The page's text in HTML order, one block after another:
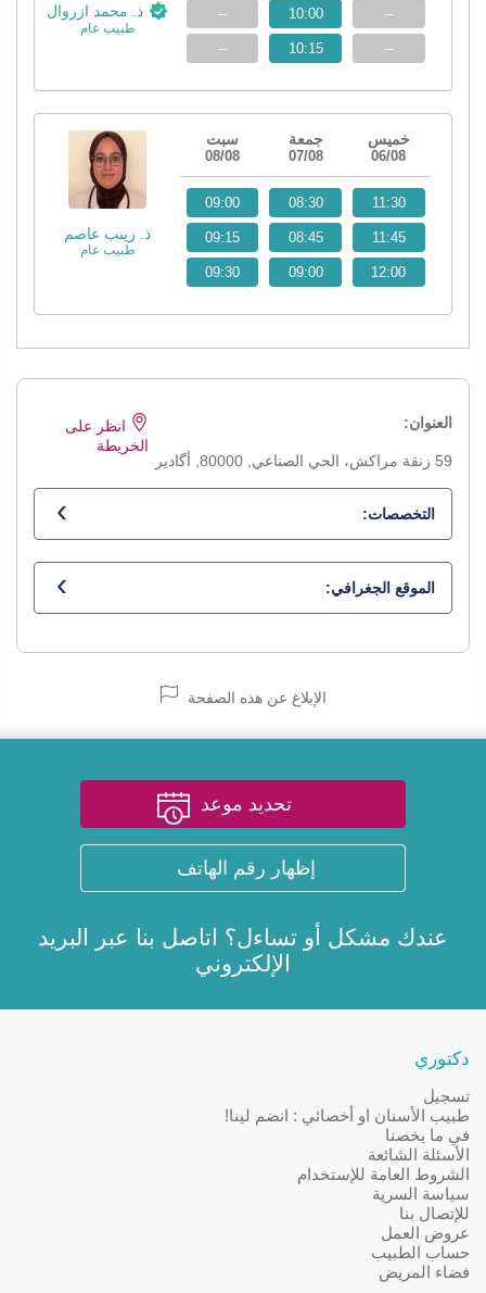
ذ. محمد ازروال
طبيب عام
--
--
10:00
10:15
--
--
ذ. زينب عاصم
طبيب عام
خميس
06/08
جمعة
07/08
سبت
08/08
11:30
11:45
12:00
08:30
08:45
09:00
09:00
09:15
09:30
العنوان:
59 زنقة مراكش، الحي الصناعي, 80000, أگادير
انظر على
الخريطة
التخصصات:
طبيب عام
الموقع الجغرافي:
الإبلاغ عن هذه الصفحة
تحديد موعد
إظهار رقم الهاتف
عندك مشكل أو تساءل؟ اتاصل بنا عبر
البريد
الإلكتروني
دكتوري
تسجيل
طبيب الأسنان او أخصائي : انضم لينا!
في ما يخصنا
الأسئلة الشائعة
الشروط العامة للإستخدام
سياسة السرية
للإتصال بنا
عروض العمل
حساب الطبيب
فضاء المريض